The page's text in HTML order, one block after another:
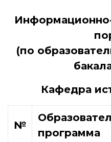
(по
Кафедра
№
программа